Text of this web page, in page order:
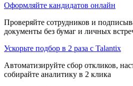
Оформляйте кандидатов онлайн
Проверяйте сотрудников и
документы без бумаг и личных
Ускорьте подбор в 2 раза с Talantix
Автоматизируйте сбор откликов,
собирайте аналитику в 2 клика